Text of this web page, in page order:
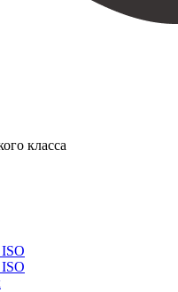
класса